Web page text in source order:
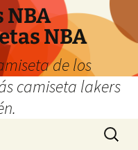
NBA
NBA
de los
camiseta lakers
Buscar: